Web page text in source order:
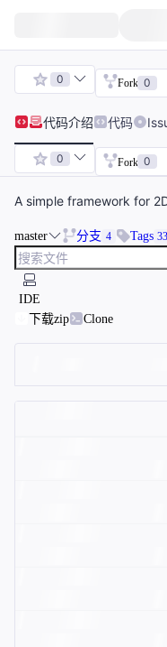
0 Fork 0
代码介绍 代码
0 Fork 0
A simple framework for
master 分支 4 Tags 33
IDE
下载zip
Clone